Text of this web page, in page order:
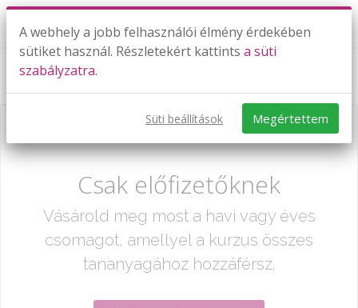
TESZT: Maradékos osztás
Már csak egy lépés:
Csak előfizetőknek
Vásárold meg most a havi vagy éves
csomagot, amellyel a kurzus összes
tananyagához hozzáférsz.
A webhely a jobb felhasználói élmény érdekében
sütiket használ. Részletekért kattints a süti
szabályzatra.
Süti beállítások Megértettem